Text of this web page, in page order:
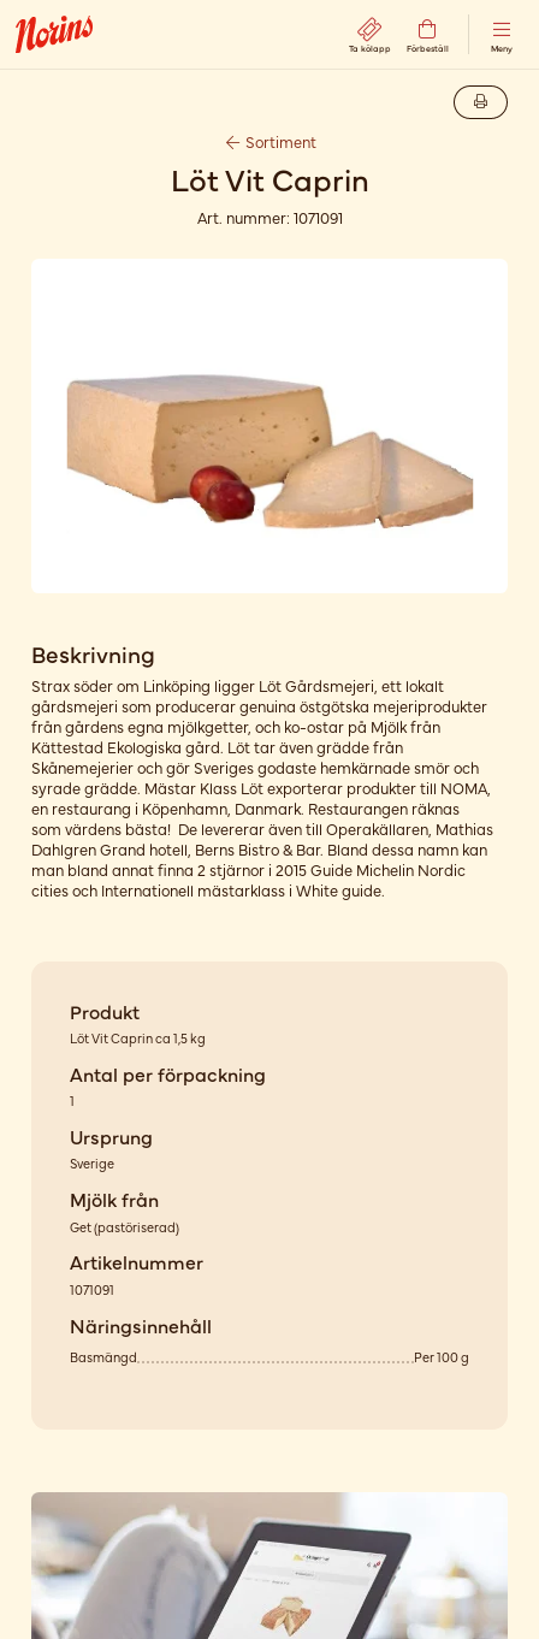
Ta kölapp Förbeställ Meny
Sortiment
Löt Vit Caprin
Art. nummer: 1071091
Beskrivning
Strax söder om Linköping ligger Löt Gårdsmejeri, ett lokalt
gårdsmejeri som producerar genuina östgötska mejeriprodukter
från gårdens egna mjölkgetter, och ko-ostar på Mjölk från
Kättestad Ekologiska gård. Löt tar även grädde från
Skånemejerier och gör Sveriges godaste hemkärnade smör och
syrade grädde. Mästar Klass Löt exporterar produkter till NOMA,
en restaurang i Köpenhamn, Danmark. Restaurangen räknas
som värdens bästa! De levererar även till Operakällaren, Mathias
Dahlgren Grand hotell, Berns Bistro & Bar. Bland dessa namn kan
man bland annat finna 2 stjärnor i 2015 Guide Michelin Nordic
cities och Internationell mästarklass i White guide.
Produkt
Löt Vit Caprin ca 1,5 kg
Antal per förpackning
1
Ursprung
Sverige
Mjölk från
Get(pastöriserad)
Artikelnummer
1071091
Näringsinnehåll
Basmängd Per 100 g